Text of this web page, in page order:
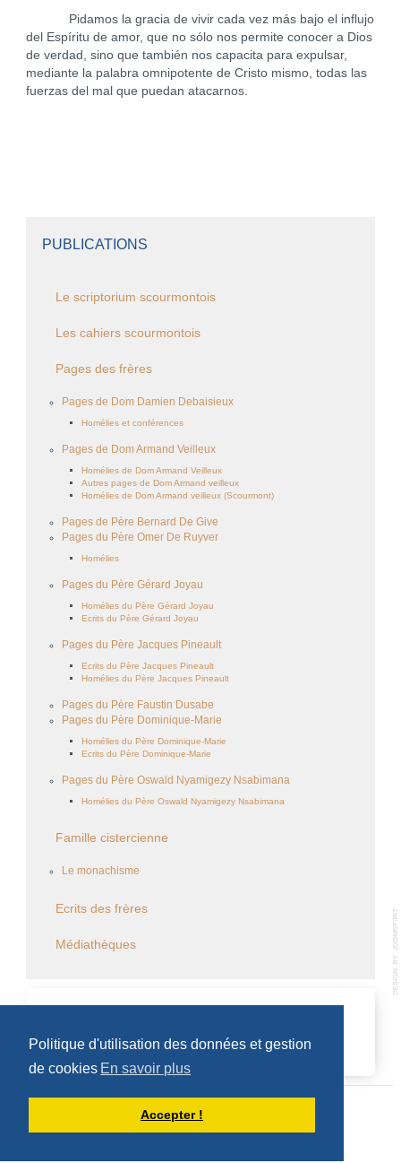
Politique d'utilisation des données et gestion
de cookies En savoir plus
Accepter !
Pidamos la gracia de vivir cada vez más bajo el influjo
del Espíritu de amor, que no sólo nos permite conocer a Dios
de verdad, sino que también nos capacita para expulsar,
mediante la palabra omnipotente de Cristo mismo, todas las
fuerzas del mal que puedan atacarnos.
PUBLICATIONS
Le scriptorium scourmontois
Les cahiers scourmontois
Pages des frères
Pages de Dom Damien Debaisieux
Homélies et conférences
Pages de Dom Armand Veilleux
Homélies de Dom Armand Veilleux
Autres pages de Dom Armand veilleux
Homélies de Dom Armand veilleux (Scourmont)
Pages de Père Bernard De Give
Pages du Père Omer De Ruyver
Homélies
Pages du Père Gérard Joyau
Homélies du Père Gérard Joyau
Ecrits du Père Gérard Joyau
Pages du Père Jacques Pineault
Ecrits du Père Jacques Pineault
Homélies du Père Jacques Pineault
Pages du Père Faustin Dusabe
Pages du Père Dominique-Marie
Homélies du Père Dominique-Marie
Ecrits du Père Dominique-Marie
Pages du Père Oswald Nyamigezy Nsabimana
Homélies du Père Oswald Nyamigezy Nsabimana
Famille cistercienne
Le monachisme
Ecrits des frères
Médiathèques
Aucun évènement